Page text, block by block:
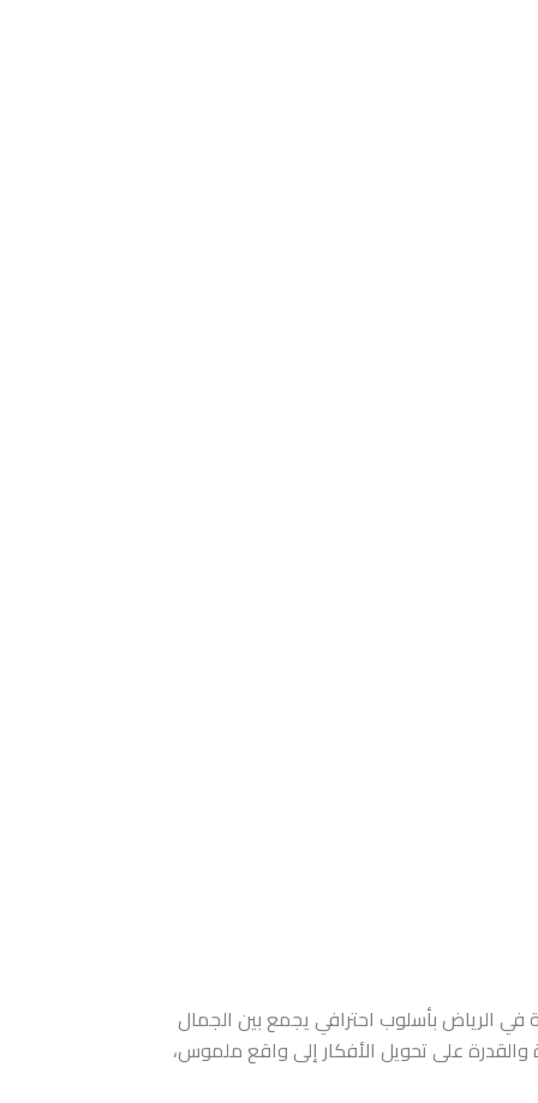
في الرياض بأسلوب احترافي يجمع بين الجمال
والقدرة على تحويل الأفكار إلى واقع ملموس،